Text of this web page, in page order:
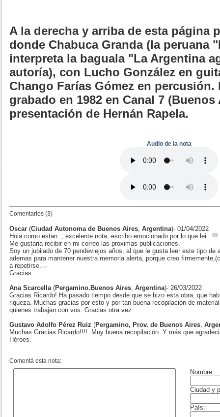
A la derecha y arriba de esta página
donde Chabuca Granda (la peruana
interpreta la baguala "La Argentina
autoría), con Lucho González en
Chango Farías Gómez en percusión.
grabado en 1982 en Canal 7
presentación de Hernán Rapela.
Audio de la nota
Comentarios (3)
Oscar (Ciudad Autonoma de Buenos Aires Argentina)- 01/04/2022
Hola como estan.., excelente nota, escribo emocionado por lo que lei...!!!
Me gustaria recibir en mi correo las proximas publicaciones.-
Soy un jubilado de 70 pendeviejos años, al que le gusta leer este tipo de
ademas para mantener nuestra memoria alerta, porque creo
a repetirse.-.-
Gracias
Ana Scarcella (Pergamino.Buenos Aires Argentina)- 26/03/2022
Gracias Ricardo! Ha pasado tiempo desde que se hizo esta obra, que
riqueza. Muchas gracias por esto y por tan buena recopilación de
quienes trabajan con vos. Gracias otra vez
Gustavo Adolfo Pérez Ruiz (Pergamino, Prov. de Buenos Aires
Muchas Gracias Ricardo!!!!. Muy buena recopilación. Y más que
Héroes.
Comentá esta nota: